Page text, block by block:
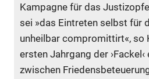
Kampagne für das
sei »das Eintreten selbst für
unheilbar compromittirt«, so
ersten Jahrgang der
zwischen